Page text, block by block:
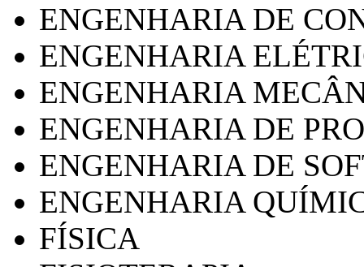
ENGENHARIA DE
ENGENHARIA
ENGENHARIA
ENGENHARIA DE
ENGENHARIA DE
ENGENHARIA
FÍSICA